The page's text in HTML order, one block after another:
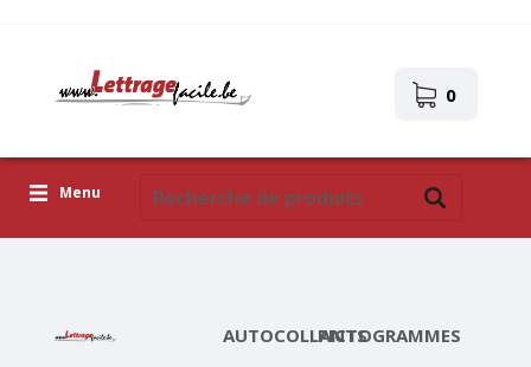
0
Menu
AUTOCOLLANTSPICTOGRAMMES